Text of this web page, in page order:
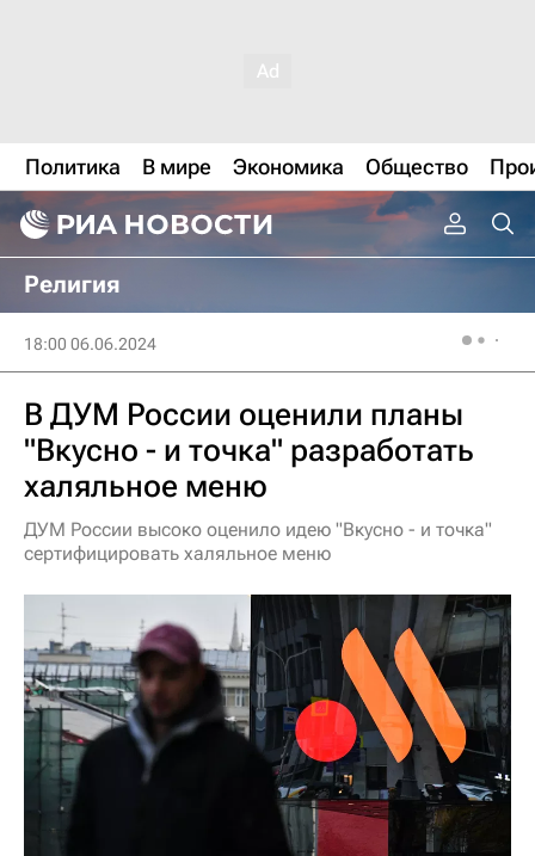
Политика В мире Экономика Общество
Религия
18:00 06.06.2024
В ДУМ России оценили планы
"Вкусно - и точка" разработать
халяльное меню
ДУМ России высоко оценило идею "Вкусно - и точка"
сертифицировать халяльное меню